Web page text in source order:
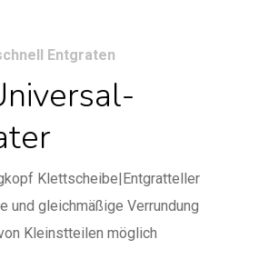
Entgraten
Klettscheibe|Entgratteller
und gleichmäßige Verrundung
Kleinstteilen möglich